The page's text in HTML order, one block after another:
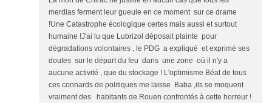
merdias ferment leur gueule en ce moment sur ce drame
!Une Catastrophe écologique certes mais aussi et surtout
humaine !J'ai lu que Lubrizol déposait plainte pour
dégradations volontaires , le PDG a expliqué et exprimé ses
doutes sur le départ du feu dans une zone où il n'y a
aucune activité , que du stockage ! L'optimisme Béat de tous
ces connards de politiques me laisse Baba ,ils se moquent
vraiment des habitants de Rouen confrontés à cette horreur !